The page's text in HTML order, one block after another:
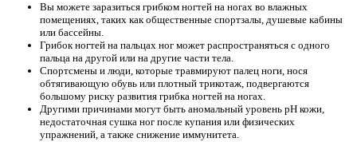
Вы можете заразиться грибком ногтей на ногах во влажных
помещениях, таких как общественные спортзалы, душевые кабины
или бассейны.
Грибок ногтей на пальцах ног может распространяться с одного
пальца на другой или на другие части тела.
Спортсмены и люди, которые травмируют палец ноги, нося
обтягивающую обувь или плотный трикотаж, подвергаются
большому риску развития грибка ногтей на ногах.
Другими причинами могут быть аномальный уровень pH кожи,
недостаточная сушка ног после купания или физических
упражнений, а также снижение иммунитета.